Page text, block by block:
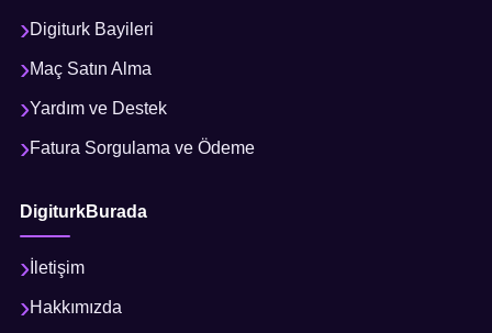
Digiturk Bayileri
Maç Satın Alma
Yardım ve Destek
Fatura Sorgulama ve Ödeme
DigiturkBurada
İletişim
Hakkımızda